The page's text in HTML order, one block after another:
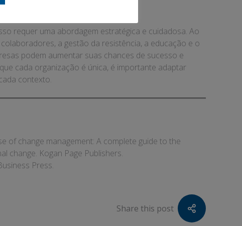
requer uma abordagem estratégica e cuidadosa. Ao
a gestão da resistência, a educação e o
podem aumentar suas chances de sucesso e
cada organização é única, é importante adaptar
contexto.
of change management: A complete guide to the
change. Kogan Page Publishers.
Press.
Share this post